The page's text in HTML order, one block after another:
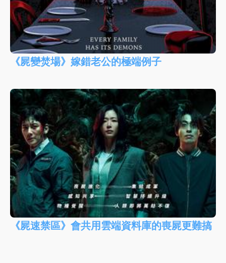
《屍變焚場》嫁錯老公的極端例子
《屍速禁區》會共用雲端資料庫的喪屍更難搞